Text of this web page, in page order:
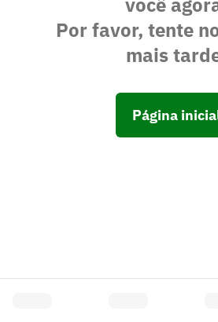
Por favor, tente
mais
Página